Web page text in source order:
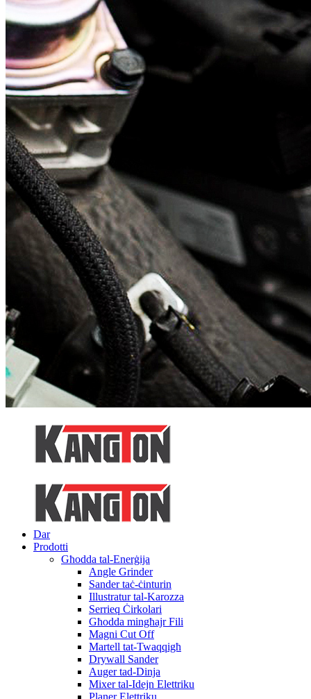
Dar
Prodotti
Għodda tal-Enerġija
Angle Grinder
Sander taċ-ċinturin
Illustratur tal-Karozza
Serrieq Ċirkolari
Għodda mingħajr Fili
Magni Cut Off
Martell tat-Twaqqigħ
Drywall Sander
Auger tad-Dinja
Mixer tal-Idejn Elettriku
Planer Elettriku